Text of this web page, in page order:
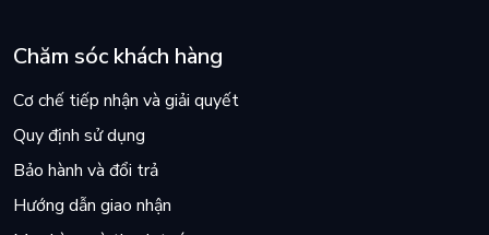
Chăm sóc khách hàng
Cơ chế tiếp nhận và giải quyết
Quy định sử dụng
Bảo hành và đổi trả
Hướng dẫn giao nhận